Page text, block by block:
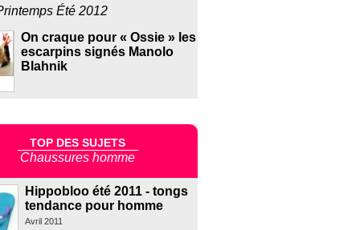
Été 2012
On craque pour « Ossie » les
escarpins signés Manolo
Blahnik
TOP DES SUJETS
Chaussures homme
Hippobloo été 2011 - tongs
tendance pour homme
Avril 2011